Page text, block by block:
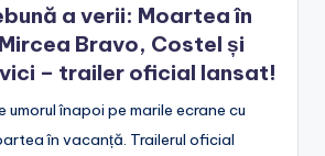
a verii: Moartea în
Bravo, Costel și
– trailer oficial lansat!
umorul înapoi pe marile ecrane cu
în vacanță. Trailerul oficial